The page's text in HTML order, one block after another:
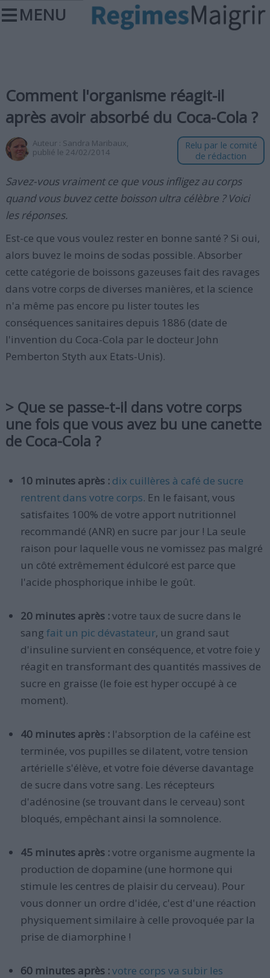
MENU
Comment l'organisme réagit-il
après avoir absorbé du Coca-Cola ?
Auteur : Sandra Maribaux,
publié le 24/02/2014
Relu par le comité
de rédaction
Savez-vous vraiment ce que vous infligez au corps
quand vous buvez cette boisson ultra célèbre ? Voici
les réponses.
Est-ce que vous voulez rester en bonne santé ? Si oui,
alors buvez le moins de sodas possible. Absorber
cette catégorie de boissons gazeuses fait des ravages
dans votre corps de diverses manières, et la science
n'a même pas encore pu lister toutes les
conséquences sanitaires depuis 1886 (date de
l'invention du Coca-Cola par le docteur John
Pemberton Styth aux Etats-Unis).
> Que se passe-t-il dans votre corps
une fois que vous avez bu une canette
de Coca-Cola ?
10 minutes après : dix cuillères à café de sucre
rentrent dans votre corps. En le faisant, vous
satisfaites 100% de votre apport nutritionnel
recommandé (ANR) en sucre par jour ! La seule
raison pour laquelle vous ne vomissez pas malgré
un côté extrêmement édulcoré est parce que
l'acide phosphorique inhibe le goût.
20 minutes après :votre taux de sucre dans le
sang fait un pic dévastateur, un grand saut
d'insuline survient en conséquence, et votre foie y
réagit en transformant des quantités massives de
sucre en graisse (le foie est hyper occupé à ce
moment).
40 minutes après :l'absorption de la caféine est
terminée, vos pupilles se dilatent, votre tension
artérielle s'élève, et votre foie déverse davantage
de sucre dans votre sang. Les récepteurs
d'adénosine (se trouvant dans le cerveau) sont
bloqués, empêchant ainsi la somnolence.
45 minutes après :votre organisme augmente la
production de dopamine (une hormone qui
stimule les centres de plaisir du cerveau). Pour
vous donner un ordre d'idée, c'est d'une réaction
physiquement similaire à celle provoquée par la
prise de diamorphine !
60 minutes après :votre corps va subir les